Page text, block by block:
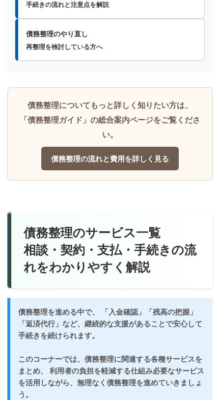
手続きの流れと注意点を解説
債務整理のやり直し
再整理を検討している方へ
債務整理についてもっと詳しく知りたい方は、
「債務整理ガイド」の総合案内ページをご覧くださ
い。
債務整理の流れと費用を詳しく見る
債務整理のサービス一覧｜相談・契約・支払・手続きの流れをわかりやすく解説
債務整理のサービス一覧
相談・契約・支払・手続きの流
れをわかりやすく解説
債務整理を進める中で、
「入金確認」「残高の把握」
「返済代行」など、継続的な支援があることで安心して
手続きを続けられます。
このコーナーでは、債務整理に関連する各種サービスを
まとめ、 利用者の負担を軽減する仕組み必要なサービス
を活用しながら、無理なく債務整理を進めていきましょ
う。